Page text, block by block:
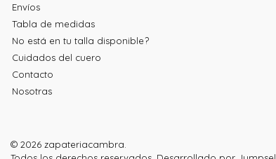
Envíos
Tabla de medidas
No está en tu talla disponible?
Cuidados del cuero
Contacto
Nosotras
© 2026 zapateriacambra.